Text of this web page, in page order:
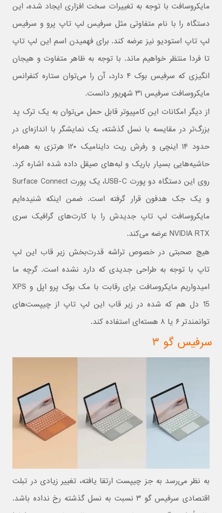
مایکروسافت با توجه به تغییرات سخت افزاری ایجاد شده، این
دستگاه را با نام متفاوتی مثل سرفیس لپ تاپ پرو و سرفیس
لپ تاپ استودیو نیز عرضه کند. برای فهمیدن اسم این لپ تاپ
تا فردا منتظر خواهیم ماند. با توجه به ظاهر متفاوت و هیجان
انگیزی که سرفیس بوک ۴ دارد، آن را می‌توان ستاره کنفرانس
مایکروسافت سرفیس ۳۱ شهریور دانست.
از دیگر امکانات این کامپیوتر قابل حمل می‌توان به یک ترک پد
بزرگ‌تر در مقایسه با نسل گذشته، یک نمایشگر با اندازه‌ای در
حدود ۱۴ اینچی و رفرش ریت داینامیک ۱۲۰ هرتزی به همراه
حاشیه‌هایی بسیار باریک و لبه‌های صیقل داده شده اشاره کرد.
روی این دستگاه دو پورت USB-C، یک پورت Surface Connect
و یک جک هدفون قرار گرفته است. ضمن اینکه شنیده‌ایم
مایکروسافت لپ تاپ جدیدش را با کارت‌های گرافیک سری
NVIDIA RTX عرضه می‌کند.
هیچ صحبتی در خصوص تراشه قدرت‌بخش زیر قاب این لپ
تاپ با توجه به طراحی جدیدی که دارد نشده است. گرچه ما
امیدواریم مایکروسافت برای رقابت با مک بوک پرو اپل و XPS
15 دل هم که شده در زیر قاب این لپ تاپ از چیپست‌های
توانمندتر ۶ یا ۸ هسته‌ای استفاده کند.
سرفیس گو ۳
به نظر می‌رسد به جز چیپست ارتقا یافته، تغییر زیادی در تبلت
اقتصادی سرفیس گو ۳ نسبت به نسل گذشته رخ نداده باشد.